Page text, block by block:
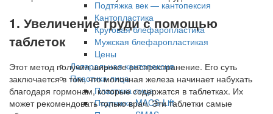
Подтяжка век — кантопексия
Кантопластика
Круговая блефаропластика
Мужская блефаропластикая
Цены
Латеральная кантопексия
Пластика лица ›
Пластика лица
Подтяжка MACS-Lift
1. Увеличение груди с помощью
таблеток
Этот метод получил широкое распространение. Его суть
заключается в том, что молочная железа начинает набухать
благодаря гормонам, которые содержатся в таблетках. Их
может рекомендовать только врач. Эти таблетки самые